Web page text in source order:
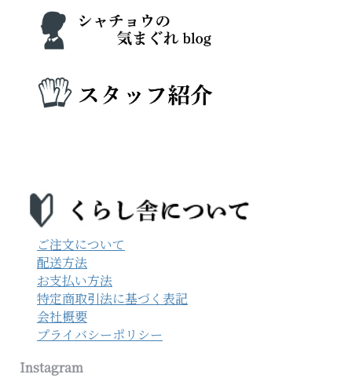
ご注文について
配送方法
お支払い方法
特定商取引法に基づく表記
会社概要
プライバシーポリシー
Instagram